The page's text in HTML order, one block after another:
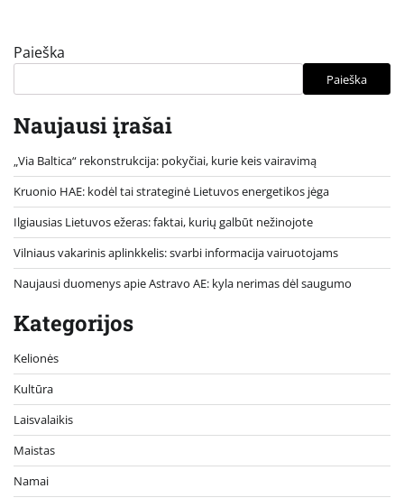
Paieška
Paieška
Naujausi įrašai
„Via Baltica“ rekonstrukcija: pokyčiai, kurie keis vairavimą
Kruonio HAE: kodėl tai strateginė Lietuvos energetikos jėga
Ilgiausias Lietuvos ežeras: faktai, kurių galbūt nežinojote
Vilniaus vakarinis aplinkkelis: svarbi informacija vairuotojams
Naujausi duomenys apie Astravo AE: kyla nerimas dėl saugumo
Kategorijos
Kelionės
Kultūra
Laisvalaikis
Maistas
Namai